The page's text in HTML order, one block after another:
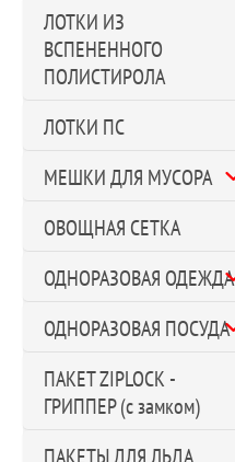
ЛОТКИ ИЗ
ВСПЕНЕННОГО
ПОЛИСТИРОЛА
ЛОТКИ ПС
МЕШКИ ДЛЯ МУСОРА
ОВОЩНАЯ СЕТКА
ОДНОРАЗОВАЯ ОДЕЖДА
ОДНОРАЗОВАЯ ПОСУДА
ПАКЕТ ZIPLOCK -
ГРИППЕР (с замком)